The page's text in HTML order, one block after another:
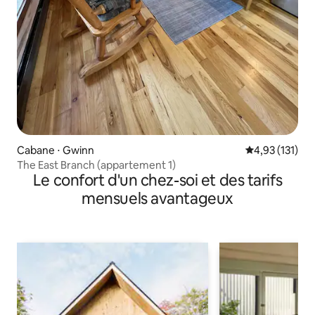
Cabane ⋅ Gwinn Évaluation
4,93 (131)
The East Branch (appartement 1)
Le confort d'un chez-soi et des tarifs
mensuels avantageux